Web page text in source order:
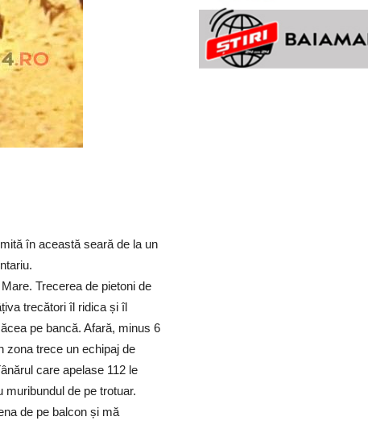
în această seară de la un
Trecerea de pietoni de
trecători îl ridica și îl
pe bancă. Afară, minus 6
zona trece un echipaj de
care apelase 112 le
de pe trotuar.
de pe balcon și mă